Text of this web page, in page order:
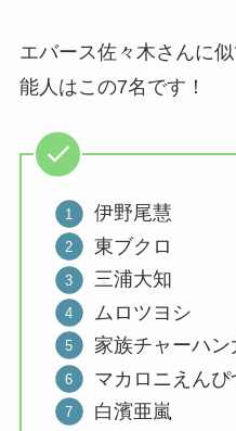
エバース佐々木さんに
能人はこの7名です！
伊野尾慧
東ブクロ
三浦大知
ムロツヨシ
家族チャーハン
マカロニえん
白濱亜嵐